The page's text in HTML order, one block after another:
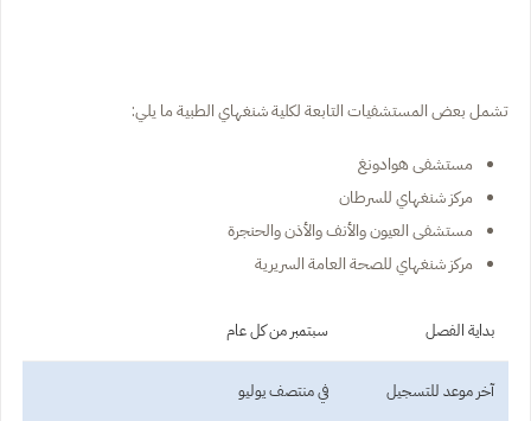
تشمل بعض المستشفيات التابعة لكلية شنغهاي الطبية ما يلي:
مستشفى هوادونغ
مركز شنغهاي للسرطان
مستشفى العيون والأنف والأذن والحنجرة
مركز شنغهاي للصحة العامة السريرية
بداية الفصل سبتمبر من كل عام
آخر موعد للتسجيل في منتصف يوليو